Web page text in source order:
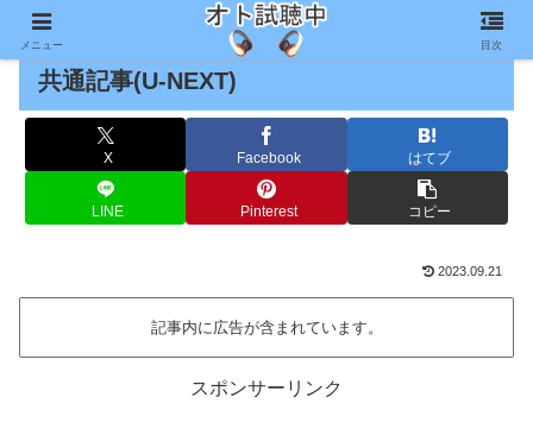
共通記事(U-NEXT)
X Facebook はてブ
LINE Pinterest コピー
2023.09.21
記事内に広告が含まれています。
スポンサーリンク
メニュー 目次